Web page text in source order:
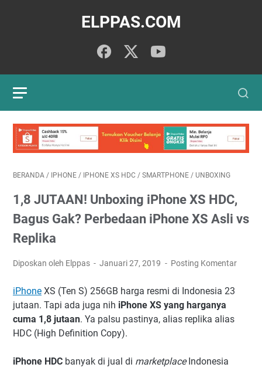
ELPPAS.COM
BERANDA / IPHONE / IPHONE XS HDC / SMARTPHONE / UNBOXING
1,8 JUTAAN! Unboxing iPhone XS HDC,
Bagus Gak? Perbedaan iPhone XS Asli vs
Replika
Diposkan oleh Elppas Januari 27, 2019 Posting Komentar
iPhone XS (Ten S) 256GB harga resmi di Indonesia 23
jutaan. Tapi ada juga nih iPhone XS yang harganya
cuma 1,8 jutaan. Ya palsu pastinya, alias replika alias
HDC (High Definition Copy).
iPhone HDC banyak di jual di marketplaceIndonesia